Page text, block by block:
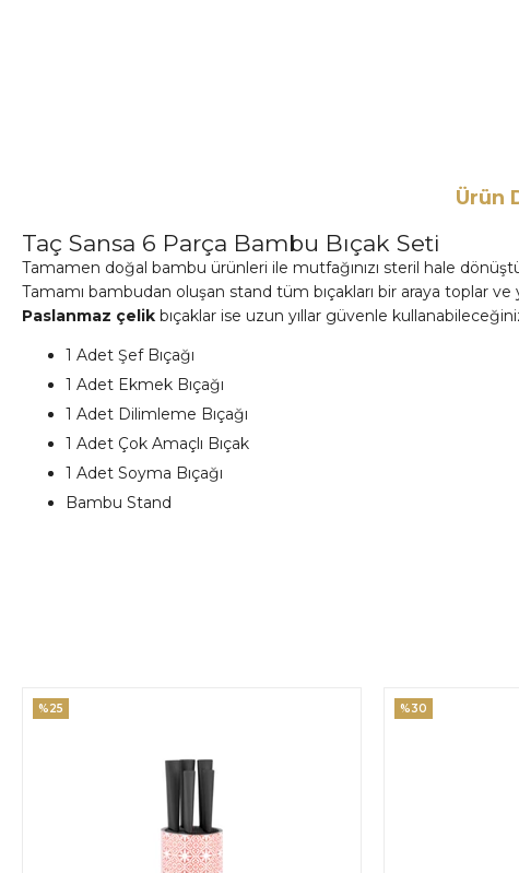
Ürün
Taç Sansa 6 Parça Bambu Bıçak Seti
Tamamen doğal bambu ürünleri ile mutfağınızı steril hale
Tamamı bambudan oluşan stand tüm bıçakları bir araya toplar ve
Paslanmaz çelik bıçaklar ise uzun yıllar güvenle
1 Adet Şef Bıçağı
1 Adet Ekmek Bıçağı
1 Adet Dilimleme Bıçağı
1 Adet Çok Amaçlı Bıçak
1 Adet Soyma Bıçağı
Bambu Stand
%25 %30